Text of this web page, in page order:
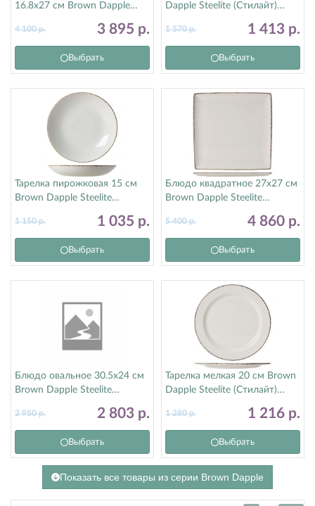
16.8х27 см Brown Dapple
3 895 р.
4 100р.
Выбрать
Dapple Steelite (Стилайт)
1 413 р.
1 570р.
Выбрать
Тарелка пирожковая 15 см
Brown Dapple Steelite
1 035 р.
1 150р.
Выбрать
Блюдо квадратное 27х27 см
Brown Dapple Steelite
4 860 р.
5 400р.
Выбрать
Блюдо овальное 30.5х24 см
Brown Dapple Steelite
2 803 р.
2 950р.
Выбрать
Тарелка мелкая 20 см Brown
Dapple Steelite (Стилайт)
1 216 р.
1 280р.
Выбрать
Показать все товары из серии Brown Dapple